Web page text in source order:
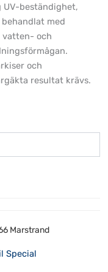
beständighet,
med
vatten- och
och
resultat krävs.
Marstrand
Special